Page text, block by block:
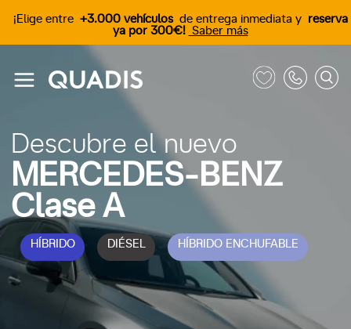
¡Elige entre +3.000 vehículos de entrega inmediata y reserva
ya por 300€! Saber más
Descubre el nuevo
MERCEDES-BENZ
Clase A
HÍBRIDO DIÉSEL HÍBRIDO ENCHUFABLE